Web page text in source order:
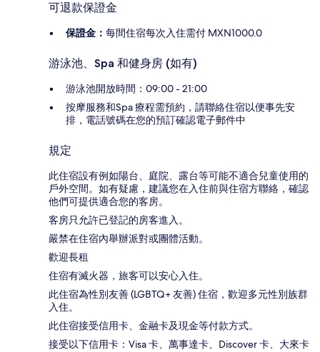
可退款保證金
保證金： 每間住宿每次入住需付 MXN1000.0
游泳池、Spa 和健身房 (如有)
游泳池開放時間：09:00 - 21:00
按摩服務和Spa 療程需預約，請聯絡住宿以便事先安
排，電話號碼在您的預訂確認電子郵件中
規定
此住宿設有例如陽台、庭院、露台等可能不適合兒童使用的
戶外空間。如有疑慮，建議您在入住前與住宿方聯絡，確認
他們可提供適合您的客房。
客房只允許已登記的房客進入。
嚴禁在住宿內舉辦派對或團體活動。
歡迎長租
住宿有滅火器，旅客可以安心入住。
此住宿為性別友善 (LGBTQ+ 友善) 住宿，歡迎多元性別族群
入住。
此住宿接受信用卡、金融卡及現金等付款方式。
接受以下信用卡：Visa 卡、萬事達卡、Discover 卡、大來卡